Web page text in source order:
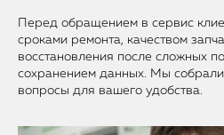
Перед обращением в сервис
сроками ремонта, качеством
восстановления после сложных
сохранением данных. Мы
вопросы для вашего удобства.